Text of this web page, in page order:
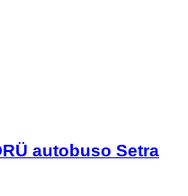
autobuso Setra